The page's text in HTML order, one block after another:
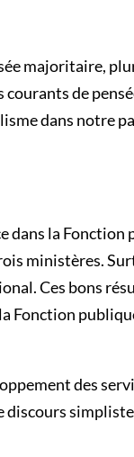
majoritaire,
de
dans notre
dans la Fonction
ministères.
Ces bons
Fonction
des
discours